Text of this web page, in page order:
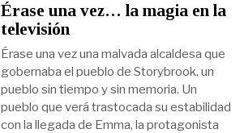
Érase una vez… la magia en la
televisión
Érase una vez una malvada alcaldesa que
gobernaba el pueblo de Storybrook, un
pueblo sin tiempo y sin memoria. Un
pueblo que verá trastocada su estabilidad
con la llegada de Emma, la protagonista